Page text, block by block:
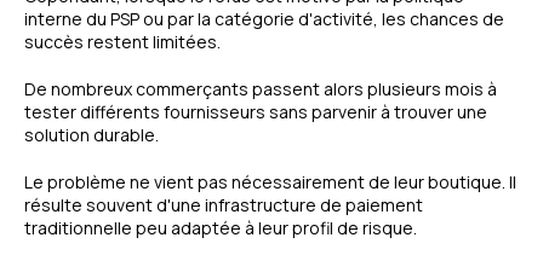
interne du PSP ou par la catégorie d'activité, les chances de
succès restent limitées.
De nombreux commerçants passent alors plusieurs mois à
tester différents fournisseurs sans parvenir à trouver une
solution durable.
Le problème ne vient pas nécessairement de leur boutique. Il
résulte souvent d'une infrastructure de paiement
traditionnelle peu adaptée à leur profil de risque.